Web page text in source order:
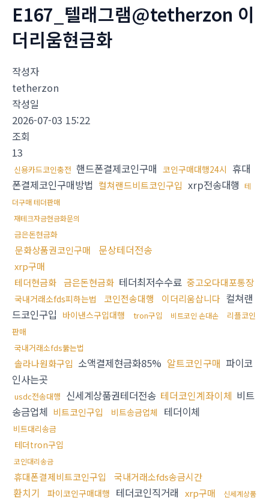
E167_텔래그램@tetherzon 이
더리움현금화
작성자
tetherzon
작성일
2026-07-03 15:22
조회
13
신용카드코인충전 핸드폰결제코인구매 코인구매대행24시 휴대
폰결제코인구매방법 컬쳐랜드비트코인구입 xrp전송대행 테
더구매 테더판매
재테크자금현금화문의
금은돈현금화
문화상품권코인구매 문상테더전송
xrp구매
테더현금화 금은돈현금화 테더최저수수료 중고오다대포통장
국내거래소fds피하는법 코인전송대행 이더리움삽니다 컬쳐랜
드코인구입 바이낸스구입대행 tron구입 비트코인 손대손
리플코인
판매
국내거래소fds뚫는법
솔라나원화구입 소액결제현금화85% 알트코인구매 파이코
인사는곳
usdc전송대행 신세계상품권테더전송 테더코인계좌이체 비트
송금업체 비트코인구입 비트송금업체 테더이체
비트대리송금
테더tron구입
코인대리송금
휴대폰결제비트코인구입 국내거래소fds송금시간
환치기 파이코인구매대행 테더코인직거래 xrp구매
신세계상품